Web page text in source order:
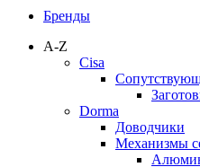
Бренды
A-Z
Cisa
Dorma
Доводчики
Механизмы